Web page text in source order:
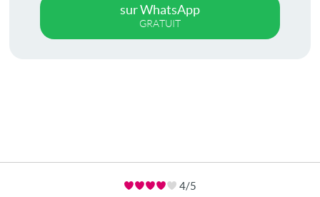
sur WhatsApp
GRATUIT
4/5